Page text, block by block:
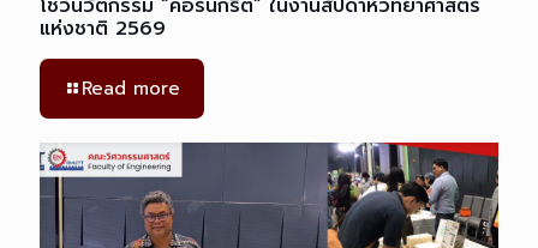
แห่งชาติ 2569
Read more